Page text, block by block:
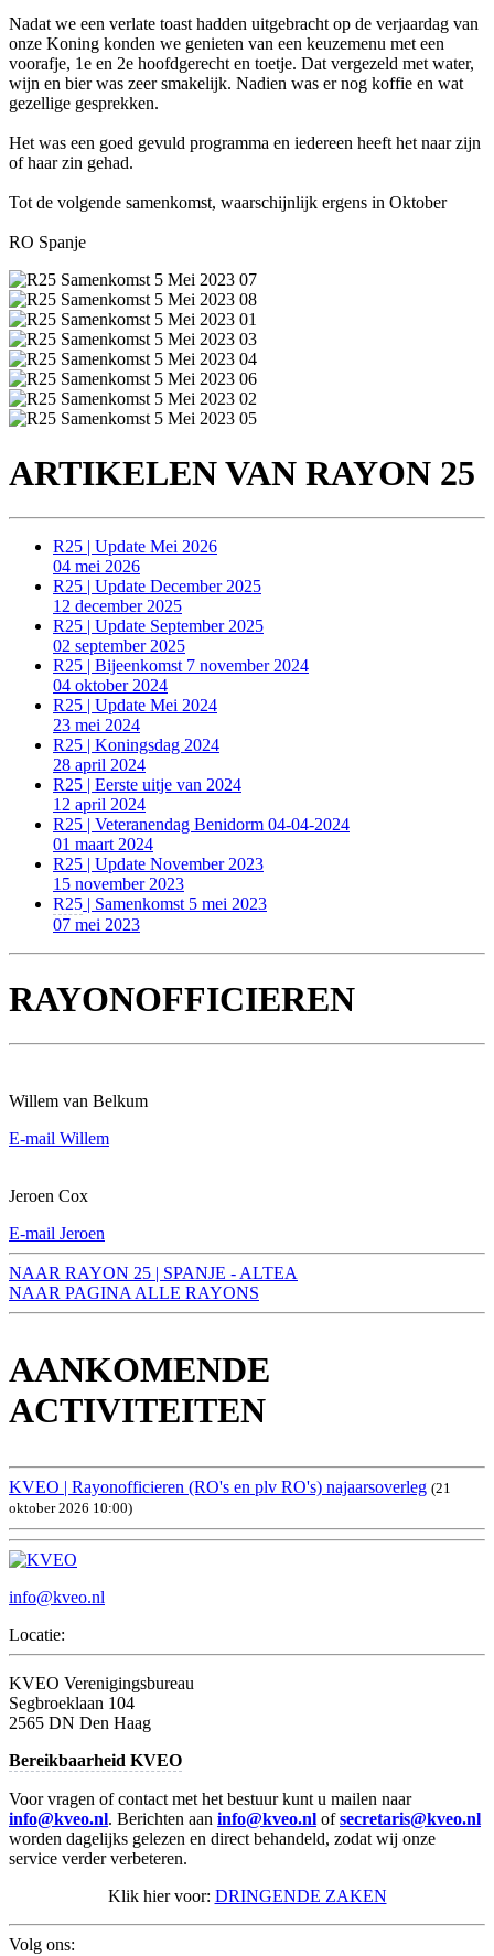
Nadat we een verlate toast hadden uitgebracht op de verjaardag van
onze Koning konden we genieten van een keuzemenu met een
voorafje, 1e en 2e hoofdgerecht en toetje. Dat vergezeld met water,
wijn en bier was zeer smakelijk. Nadien was er nog koffie en wat
gezellige gesprekken.
Het was een goed gevuld programma en iedereen heeft het naar zijn
of haar zin gehad.
Tot de volgende samenkomst, waarschijnlijk ergens in Oktober
RO Spanje
ARTIKELEN VAN RAYON 25
R25 | Update Mei 2026
04 mei 2026
R25 | Update December 2025
12 december 2025
R25 | Update September 2025
02 september 2025
R25 | Bijeenkomst 7 november 2024
04 oktober 2024
R25 | Update Mei 2024
23 mei 2024
R25 | Koningsdag 2024
28 april 2024
R25 | Eerste uitje van 2024
12 april 2024
R25 | Veteranendag Benidorm 04-04-2024
01 maart 2024
R25 | Update November 2023
15 november 2023
R25 | Samenkomst 5 mei 2023
07 mei 2023
RAYONOFFICIEREN
Willem van Belkum
E-mail Willem
Jeroen Cox
E-mail Jeroen
NAAR RAYON 25 | SPANJE - ALTEA
NAAR PAGINA ALLE RAYONS
AANKOMENDE
ACTIVITEITEN
KVEO | Rayonofficieren (RO's en plv RO's) najaarsoverleg (21
oktober 2026 10:00)
info@kveo.nl
Locatie:
KVEO Verenigingsbureau
Segbroeklaan 104
2565 DN Den Haag
Bereikbaarheid KVEO
Voor vragen of contact met het bestuur kunt u mailen naar
info@kveo.nl. Berichten aan info@kveo.nl ofsecretaris@kveo.nl
worden dagelijks gelezen en direct behandeld, zodat wij onze
service verder verbeteren.
Klik hier voor: DRINGENDE ZAKEN
Volg ons: